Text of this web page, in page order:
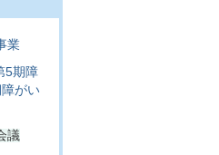
業
5期障
がい
議